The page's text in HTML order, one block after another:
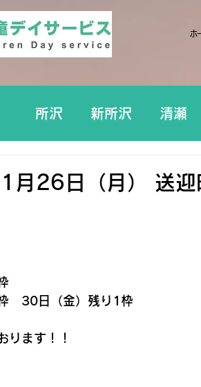
ホ
所沢 新所沢 清瀬
月26日（月） 送
　30日（金）残り1枠
ります！！